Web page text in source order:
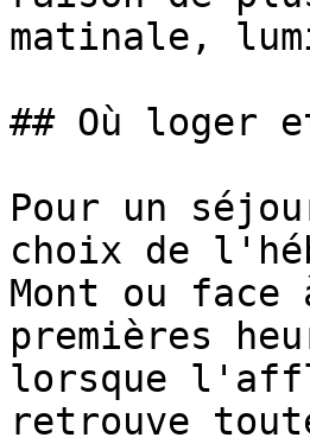
matinale,
## Où loger
Pour un
choix de
Mont ou
premières
lorsque
retrouve